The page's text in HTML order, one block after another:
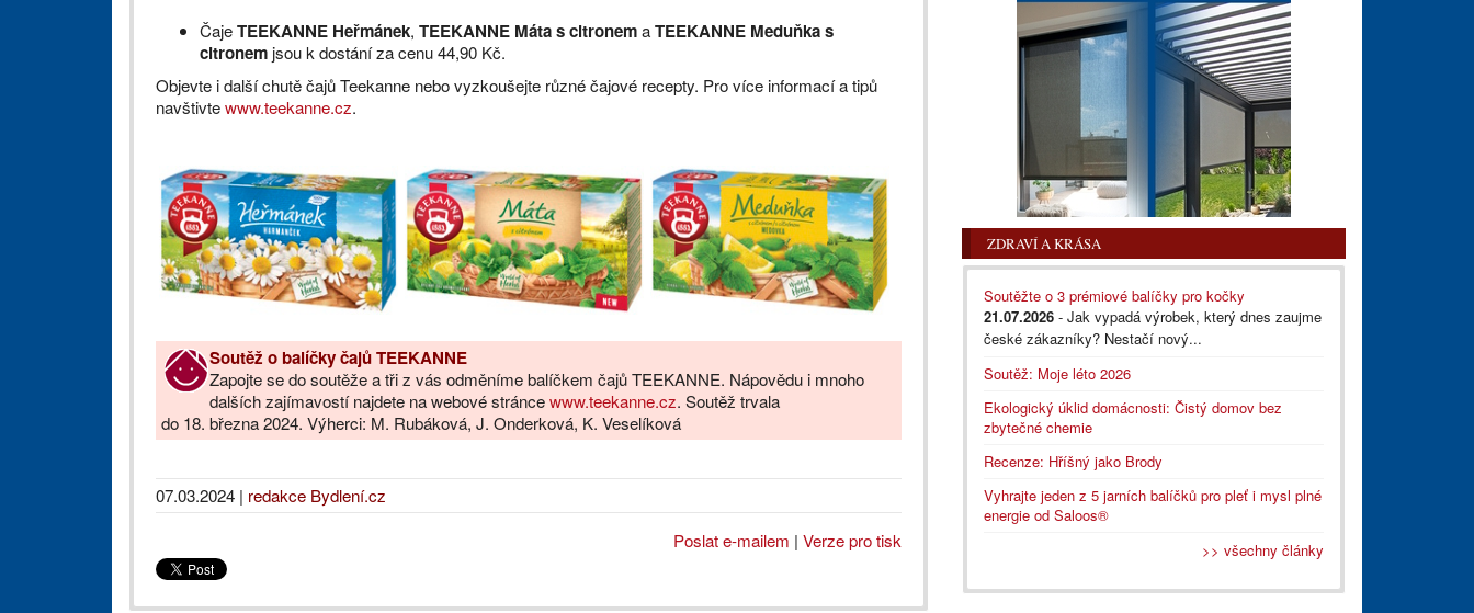
ČajeTEEKANNE Heřmánek, TEEKANNE Máta s citronemaTEEKANNE Meduňka s
citronem jsou k dostání za cenu 44,90 Kč.
Objevte i další chutě čajů Teekanne nebo vyzkoušejte různé čajové recepty. Pro více informací a tipů
navštivtewww.teekanne.cz.
Soutěž o balíčky čajů TEEKANNE
Zapojte se do soutěže a tři z vás odměníme balíčkem čajů TEEKANNE. Nápovědu i mnoho
dalších zajímavostí najdete na webové stráncewww.teekanne.cz. Soutěž trvala
do 18. března 2024. Výherci: M. Rubáková, J. Onderková, K. Veselíková
07.03.2024 | redakce Bydlení.cz
Poslat e-mailem | Verze pro tisk
ZDRAVÍ A KRÁSA
Soutěžte o 3 prémiové balíčky pro kočky
21.07.2026 - Jak vypadá výrobek, který dnes zaujme
české zákazníky? Nestačí nový...
Soutěž: Moje léto 2026
Ekologický úklid domácnosti: Čistý domov bez
zbytečné chemie
Recenze: Hříšný jako Brody
Vyhrajte jeden z 5 jarních balíčků pro pleť i mysl plné
energie od Saloos®
>> všechny články